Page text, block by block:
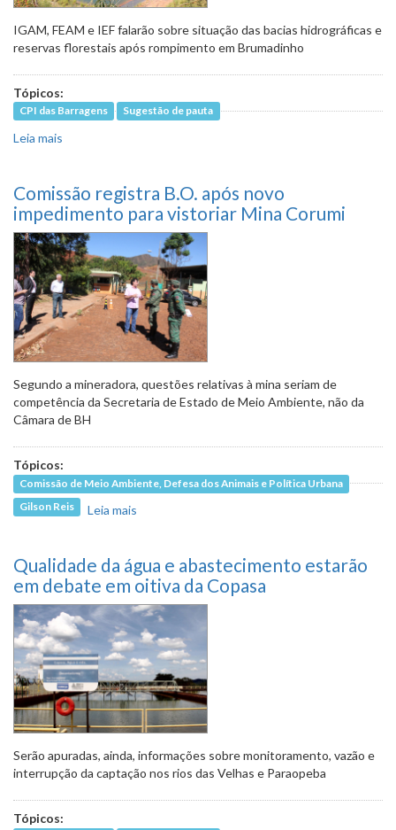
IGAM, FEAM e IEF falarão sobre situação das bacias hidrográficas e
reservas florestais após rompimento em Brumadinho
Tópicos:
CPI das Barragens Sugestão de pauta
Leia mais
Comissão registra B.O. após novo
impedimento para vistoriar Mina Corumi
Segundo a mineradora, questões relativas à mina seriam de
competência da Secretaria de Estado de Meio Ambiente, não da
Câmara de BH
Tópicos:
Comissão de Meio Ambiente, Defesa dos Animais e Política Urbana
Gilson Reis
Leia mais
Qualidade da água e abastecimento estarão
em debate em oitiva da Copasa
Serão apuradas, ainda, informações sobre monitoramento, vazão e
interrupção da captação nos rios das Velhas e Paraopeba
Tópicos: